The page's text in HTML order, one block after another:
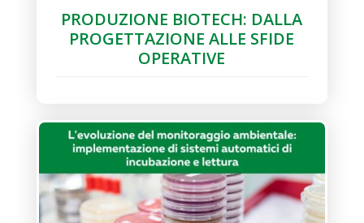
PRODUZIONE BIOTECH: DALLA
PROGETTAZIONE ALLE SFIDE
OPERATIVE